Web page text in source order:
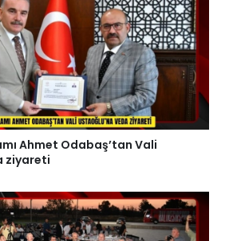
Ahmet Odabaş’tan Vali
ziyareti